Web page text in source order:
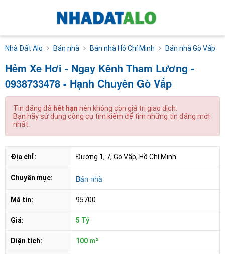
Nhà Đất Alo Bán nhà Bán nhà Hồ Chí Minh Bán nhà Gò Vấp
Hẻm Xe Hơi - Ngay Kênh Tham Lương -
0938733478 - Hạnh Chuyên Gò Vấp
Tin đăng đã hết hạn nên không còn giá trị giao dịch.
Bạn hãy sử dụng công cụ tìm kiếm để tìm những tin đăng mới
nhất.
Địa chỉ: Đường 1, 7, Gò Vấp, Hồ Chí Minh
Chuyên mục: Bán nhà
Mã tin: 95700
Giá: 5 Tỷ
Diện tích: 100 m²